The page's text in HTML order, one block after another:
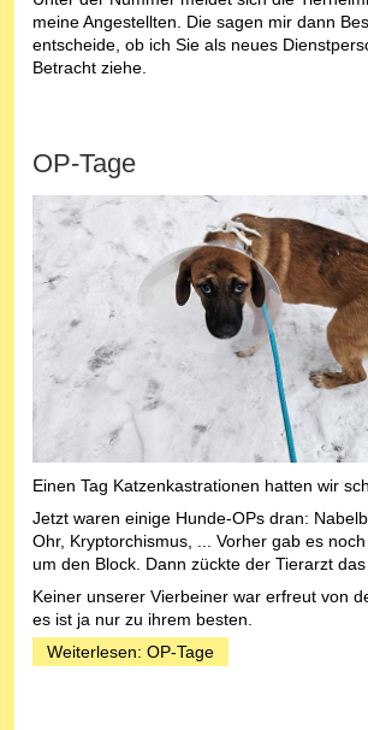
meine Angestellten. Die sagen mir dann
entscheide, ob ich Sie als neues
Betracht ziehe.
OP-Tage
Einen Tag Katzenkastrationen hatten wir
Jetzt waren einige Hunde-OPs dran:
Ohr, Kryptorchismus, ... Vorher gab es
um den Block. Dann zückte der Tierarzt das
Keiner unserer Vierbeiner war erfreut von
es ist ja nur zu ihrem besten.
Weiterlesen: OP-Tage